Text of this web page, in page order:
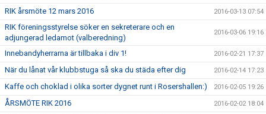
RIK årsmöte 12 mars 2016 2016-03-13 07:54
RIK föreningsstyrelse söker en sekreterare och en
adjungerad ledamot (valberedning)
2016-03-06 19:16
Innebandyherrarna är tillbaka i div 1! 2016-02-21 17:37
När du lånat vår klubbstuga så ska du städa efter dig 2016-02-14 17:23
Kaffe och choklad i olika sorter dygnet runt i Rosershallen:) 2016-02-05 19:26
ÅRSMÖTE RIK 2016 2016-02-02 18:04